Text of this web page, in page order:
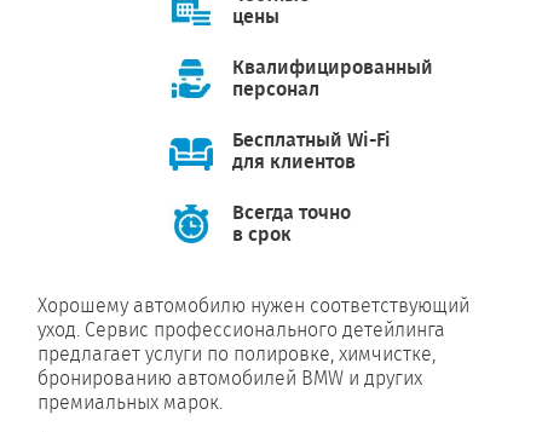
цены
Квалифицированный
персонал
Бесплатный Wi-Fi
для клиентов
Всегда точно
в срок
Хорошему автомобилю нужен соответствующий
уход. Сервис профессионального детейлинга
предлагает услуги по полировке, химчистке,
бронированию автомобилей BMW и других
премиальных марок.